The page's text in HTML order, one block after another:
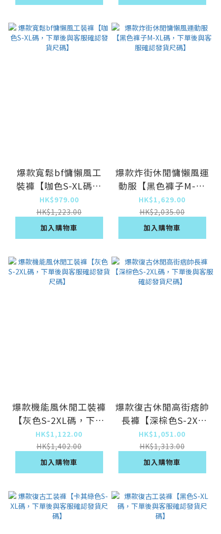
爆款寬鬆bf慵懶風工
裝褲【咖色S-XL碼，
下單後與客服確認發貨
尺碼】
HK$979.00
HK$1,223.00
加入購物車
爆款炸街休閒慵懶風運
動服【黑色褲子M-XL
碼，下單後與客服確認
發貨尺碼】
HK$1,629.00
HK$2,035.00
加入購物車
爆款機能風休閒工裝褲
【灰色S-2XL碼，下單
後與客服確認發貨尺
碼】
HK$1,122.00
HK$1,402.00
加入購物車
爆款復古休閒高街痞帥
長褲【深棕色S-2XL
碼，下單後與客服確認
發貨尺碼】
HK$1,051.00
HK$1,313.00
加入購物車